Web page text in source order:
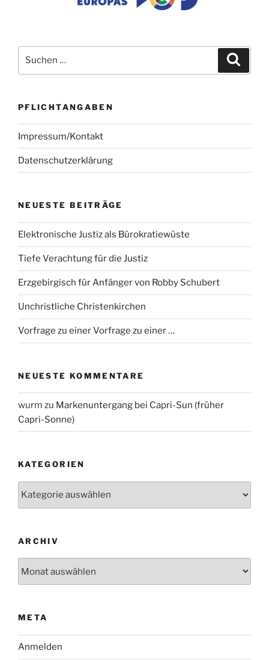
nach:
PFLICHTANGABEN
Impressum/Kontakt
Datenschutzerklärung
NEUESTE BEITRÄGE
Elektronische Justiz als Bürokratiewüste
Tiefe Verachtung für die Justiz
Erzgebirgisch für Anfänger von Robby Schubert
Unchristliche Christenkirchen
Vorfrage zu einer Vorfrage zu einer …
NEUESTE KOMMENTARE
wurm zu Markenuntergang bei Capri-Sun (früher
Capri-Sonne)
KATEGORIEN
ARCHIV
META
Anmelden